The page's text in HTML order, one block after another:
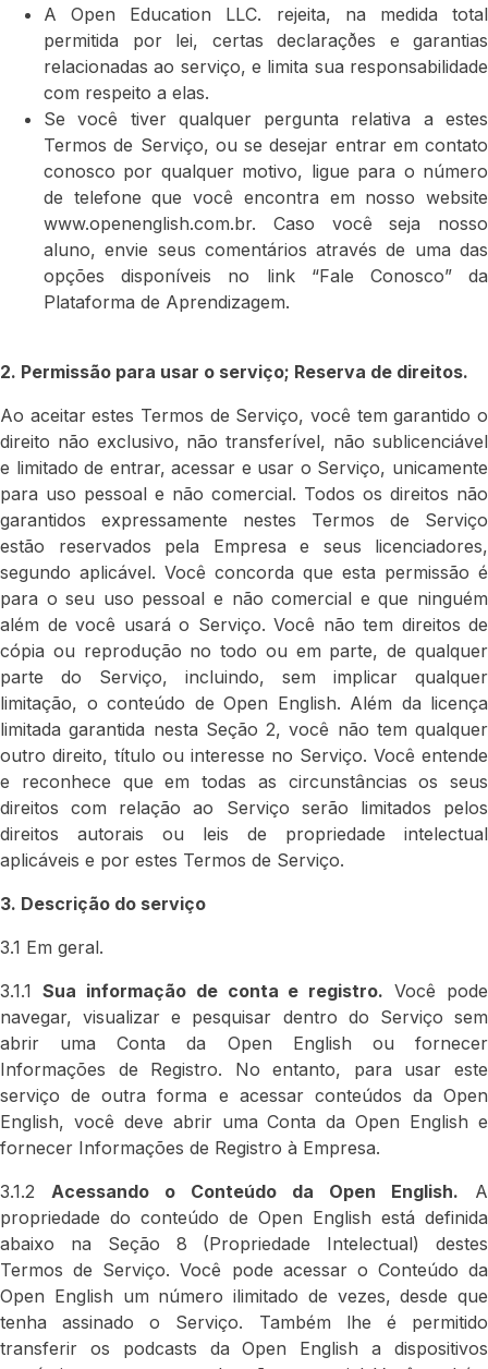
A Open Education LLC. rejeita, na medida total
permitida por lei, certas declaraçðes e garantias
relacionadas ao serviço, e limita sua responsabilidade
com respeito a elas.
Se você tiver qualquer pergunta relativa a estes
Termos de Serviço, ou se desejar entrar em contato
conosco por qualquer motivo, ligue para o número
de telefone que você encontra em nosso website
www.openenglish.com.br. Caso você seja nosso
aluno, envie seus comentários através de uma das
opções disponíveis no link “Fale Conosco” da
Plataforma de Aprendizagem.
2. Permissão para usar o serviço; Reserva de direitos.
Ao aceitar estes Termos de Serviço, você tem garantido o
direito não exclusivo, não transferível, não sublicenciável
e limitado de entrar, acessar e usar o Serviço, unicamente
para uso pessoal e não comercial. Todos os direitos não
garantidos expressamente nestes Termos de Serviço
estão reservados pela Empresa e seus licenciadores,
segundo aplicável. Você concorda que esta permissão é
para o seu uso pessoal e não comercial e que ninguém
além de você usará o Serviço. Você não tem direitos de
cópia ou reprodução no todo ou em parte, de qualquer
parte do Serviço, incluindo, sem implicar qualquer
limitação, o conteúdo de Open English. Além da licença
limitada garantida nesta Seção 2, você não tem qualquer
outro direito, título ou interesse no Serviço. Você entende
e reconhece que em todas as circunstâncias os seus
direitos com relação ao Serviço serão limitados pelos
direitos autorais ou leis de propriedade intelectual
aplicáveis e por estes Termos de Serviço.
3. Descrição do serviço
3.1 Em geral.
3.1.1 Sua informação de conta e registro. Você pode
navegar, visualizar e pesquisar dentro do Serviço sem
abrir uma Conta da Open English ou fornecer
Informações de Registro. No entanto, para usar este
serviço de outra forma e acessar conteúdos da Open
English, você deve abrir uma Conta da Open English e
fornecer Informações de Registro à Empresa.
3.1.2 Acessando o Conteúdo da Open English. A
propriedade do conteúdo de Open English está definida
abaixo na Seção 8 (Propriedade Intelectual) destes
Termos de Serviço. Você pode acessar o Conteúdo da
Open English um número ilimitado de vezes, desde que
tenha assinado o Serviço. Também lhe é permitido
transferir os podcasts da Open English a dispositivos